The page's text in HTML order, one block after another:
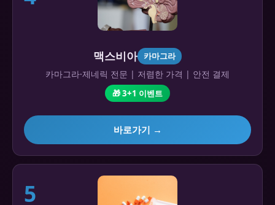
맥스비아 카마그라
카마그라·제네릭 전문 | 저렴한 가격 | 안전 결제
🎁 3+1 이벤트
바로가기 →
5